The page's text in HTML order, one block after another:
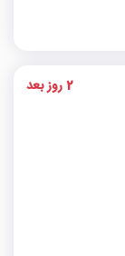
2 روز بعد